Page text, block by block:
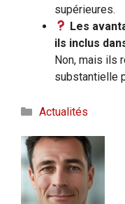
supérieures.
Les
ils inclus
Non, mais ils
substantielle
Catégories
Actualités